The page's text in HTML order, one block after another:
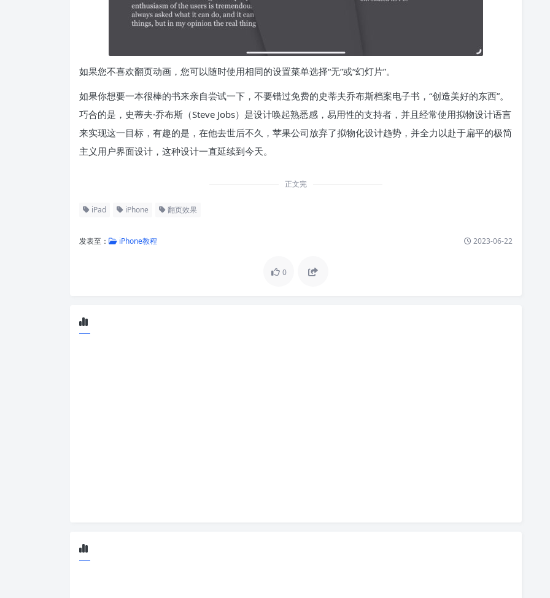
如果您不喜欢翻页动画，您可以随时使用相同的设置菜单选择“无”或“幻灯片”。
如果你想要一本很棒的书来亲自尝试一下，不要错过免费的史蒂夫乔布斯档案电子书，“创造美好的东西”。
巧合的是，史蒂夫·乔布斯（Steve Jobs）是设计唤起熟悉感，易用性的支持者，并且经常使用拟物设计语言
来实现这一目标，有趣的是，在他去世后不久，苹果公司放弃了拟物化设计趋势，并全力以赴于扁平的极简
主义用户界面设计，这种设计一直延续到今天。
正文完
iPad iPhone 翻页效果
发表至： iPhone教程 2023-06-22
0